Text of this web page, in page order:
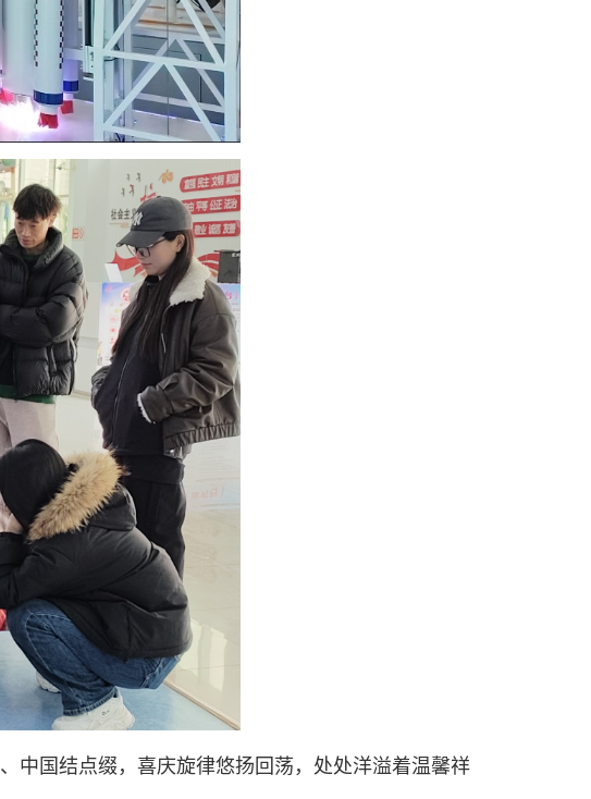
中国结点缀，喜庆旋律悠扬回荡，处处洋溢着温馨祥